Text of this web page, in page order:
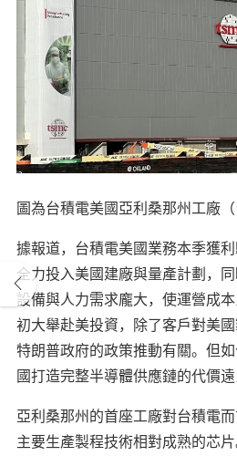
圖為台積電美國亞利桑那州工廠（
據報道，台積電美國業務本季獲
全力投入美國建廠與量產計劃，同
設備與人力需求龐大，使運營成
初大舉赴美投資，除了客戶對美
特朗普政府的政策推動有關。但
國打造完整半導體供應鏈的代價遠
亞利桑那州的首座工廠對台積電
主要生產製程技術相對成熟的芯